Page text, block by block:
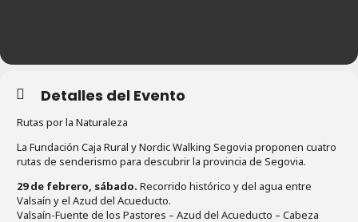
Detalles del Evento
Rutas por la Naturaleza
La Fundación Caja Rural y Nordic Walking Segovia proponen cuatro
rutas de senderismo para descubrir la provincia de Segovia.
29 de febrero, sábado. Recorrido histórico y del agua entre
Valsaín y el Azud del Acueducto.
Valsaín-Fuente de los Pastores – Azud del Acueducto – Cabeza